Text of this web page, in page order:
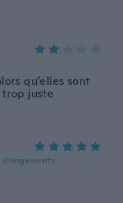
qu’elles sont
trop juste
chargements